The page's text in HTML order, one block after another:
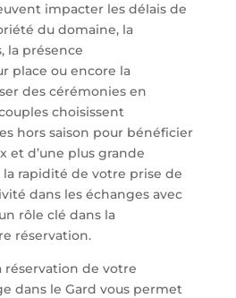
impacter les délais de
du domaine, la
la présence
place ou encore la
des cérémonies en
choisissent
hors saison pour bénéficier
et d’une plus grande
rapidité de votre prise de
dans les échanges avec
rôle clé dans la
réservation.
réservation de votre
dans le Gard vous permet